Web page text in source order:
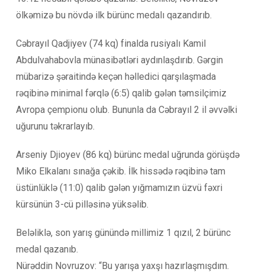
ölkəmizə bu növdə ilk bürünc medalı qazandırıb.
Cəbrayıl Qadjiyev (74 kq) finalda rusiyalı Kamil
Abdulvahabovla münasibətləri aydınlaşdırıb. Gərgin
mübarizə şəraitində keçən həlledici qarşılaşmada
rəqibinə minimal fərqlə (6:5) qalib gələn təmsilçimiz
Avropa çempionu olub. Bununla da Cəbrayıl 2 il əvvəlki
uğurunu təkrarlayıb.
Arseniy Djioyev (86 kq) bürünc medal uğrunda görüşdə
Miko Elkalanı sınağa çəkib. İlk hissədə rəqibinə tam
üstünlüklə (11:0) qalib gələn yığmamızın üzvü fəxri
kürsünün 3-cü pilləsinə yüksəlib.
Beləliklə, son yarış günündə millimiz 1 qızıl, 2 bürünc
medal qazanıb.
Nürəddin Novruzov: “Bu yarışa yaxşı hazırlaşmışdım.